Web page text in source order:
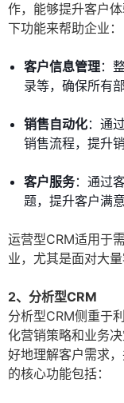
作，能够提升客户
下功能来帮助企业：
客户信息管理：
录等，确保所有
销售自动化：通
销售流程，提升销
客户服务：通过
题，提升客户满意
运营型CRM适用于
业，尤其是面对大
2、分析型CRM
分析型CRM侧重于
化营销策略和业务
好地理解客户需求
的核心功能包括：